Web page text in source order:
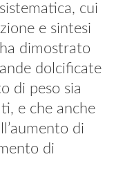
cui
e sintesi
dimostrato
dolcificate
di peso sia
e che anche
di
di